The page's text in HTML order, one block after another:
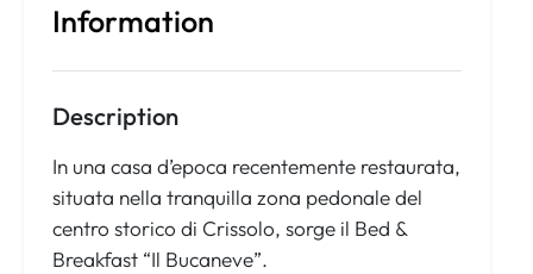
Information
Description
In una casa d’epoca recentemente restaurata,
situata nella tranquilla zona pedonale del
centro storico di Crissolo, sorge il Bed &
Breakfast “Il Bucaneve”.